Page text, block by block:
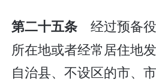
第二十五条经过预备
所在地或者经常居住地
自治县、不设区的市、